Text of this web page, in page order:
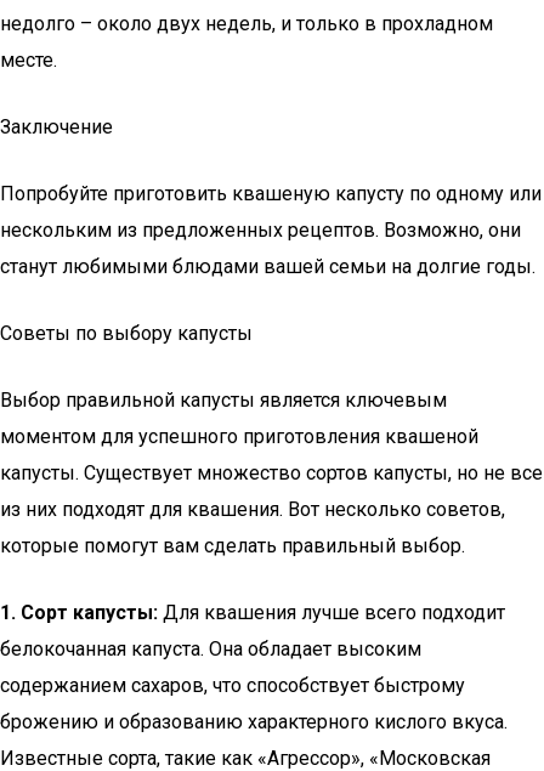
недолго – около двух недель, и только в прохладном
месте.
Заключение
Попробуйте приготовить квашеную капусту по одному или
нескольким из предложенных рецептов. Возможно, они
станут любимыми блюдами вашей семьи на долгие годы.
Советы по выбору капусты
Выбор правильной капусты является ключевым
моментом для успешного приготовления квашеной
капусты. Существует множество сортов капусты, но не все
из них подходят для квашения. Вот несколько советов,
которые помогут вам сделать правильный выбор.
1. Сорт капусты: Для квашения лучше всего подходит
белокочанная капуста. Она обладает высоким
содержанием сахаров, что способствует быстрому
брожению и образованию характерного кислого вкуса.
Известные сорта, такие как «Агрессор», «Московская